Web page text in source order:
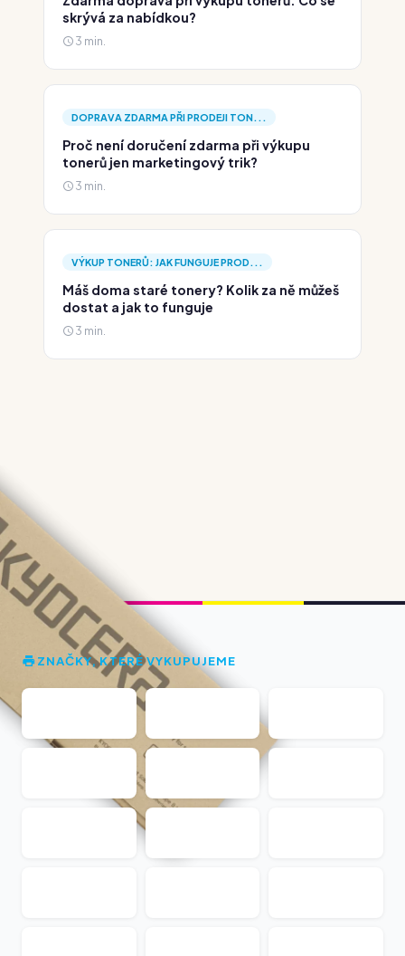
skrývá za nabídkou?
3 min.
DOPRAVA ZDARMA PŘI PRODEJI TON...
Proč není doručení zdarma při výkupu
tonerů jen marketingový trik?
3 min.
VÝKUP TONERŮ: JAK FUNGUJE PROD...
Máš doma staré tonery? Kolik za ně můžeš
dostat a jak to funguje
3 min.
ZNAČKY, KTERÉ VYKUPUJEME